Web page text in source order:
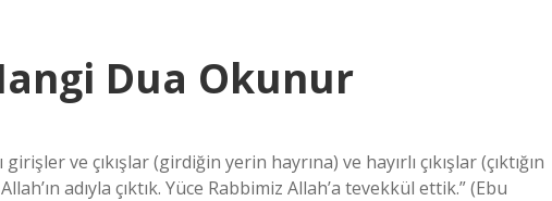
Dua Okunur
ve çıkışlar (girdiğin yerin hayrına) ve hayırlı çıkışlar (çıktığın
adıyla çıktık. Yüce Rabbimiz Allah’a tevekkül ettik.” (Ebu